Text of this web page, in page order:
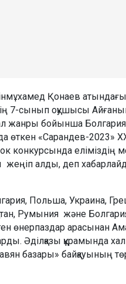
Қонаев
7-сынып оқушысы
жанры бойынша
өткен «Сарандев-2023»
конкурсында еліміздің
жеңіп алды, деп
Польша, Украина,
Румыния және
өнерпаздар арасынан
Әділқазы құрамында
базары» байқауының